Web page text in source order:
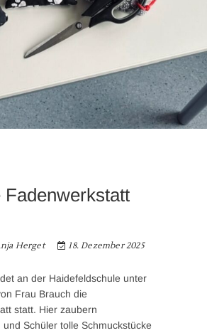
Fadenwerkstatt
Herget 18. Dezember 2025
an der Haidefeldschule unter
Frau Brauch die
statt. Hier zaubern
und Schüler tolle Schmuckstücke